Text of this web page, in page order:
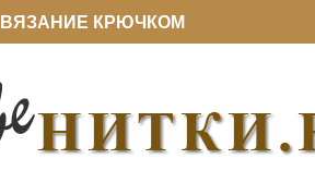
ВЯЗАНИЕ КРЮЧКОМ